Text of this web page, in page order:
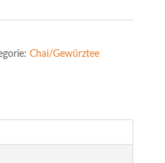
Chai/Gewürztee